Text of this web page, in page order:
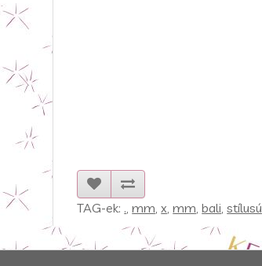
TAG-ek: .,mm,x,mm,bali,stílusú